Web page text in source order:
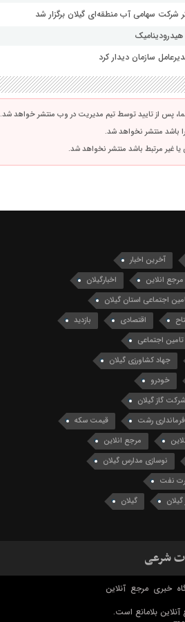
شرکت سهامی آب منطقه‌ای گیلان برگزار شد
سازمان دیدار کرد
پس از تایید توسط تیم مدیریت در وب منتشر خواهد شد.
باشد منتشر نخواهد شد.
یا غیر مرتبط باشد منتشر نخواهد شد.
آخرین اخبار
مرجع انلاین
اخبارگیلان
اجتماعی استان گیلان
اقتصادی
بازدید
تامین اجتماعی
جهاد کشاورزی گیلان
خودرو
شرکت گاز گیلان
فرمانداری رشت
قیمت سکه
مرجع انلاین
نوسازی مدارس گیلان
نفت
گیلان گیلان
شرعی
خبری مرجع آنلاین
بلامانع است.